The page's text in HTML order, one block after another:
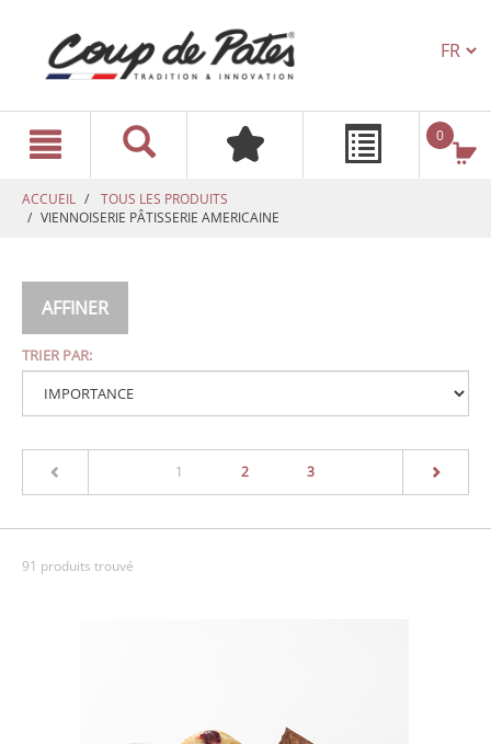
0
ACCUEIL
TOUS LES PRODUITS
VIENNOISERIE PÂTISSERIE AMERICAINE
AFFINER
TRIER PAR:
1 2 3
91 produits trouvé